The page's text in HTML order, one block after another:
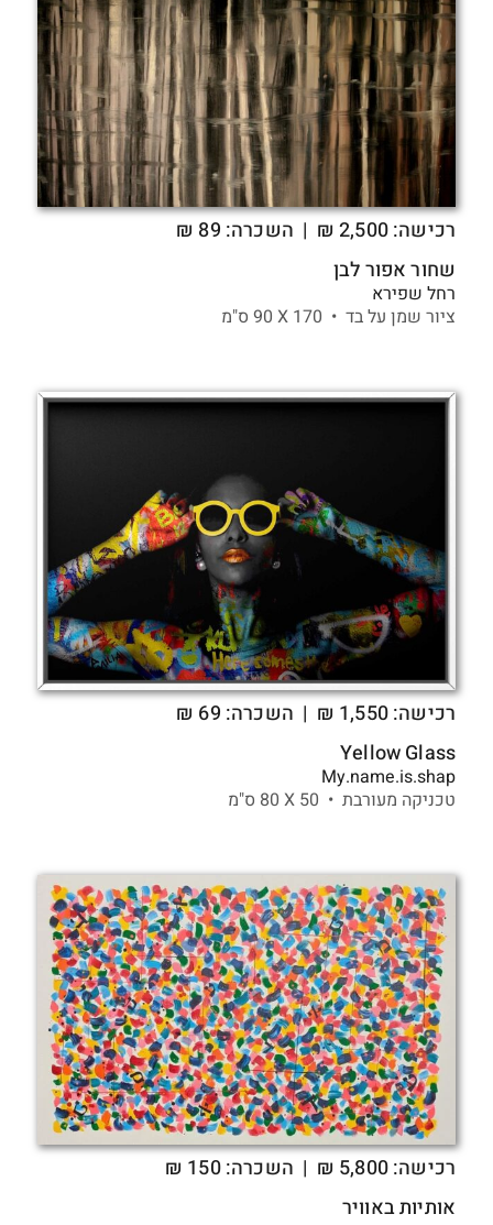
רכישה: ₪ 2,500
| השכרה: 89 ₪
שחור אפור לבן
רחל שפירא
ציור שמן על בד • 170 X
רכישה: ₪ 1,550
| השכרה: 69 ₪
Yellow Glass
My.name.is.shap
טכניקה מעורבת • 50 X
רכישה: ₪ 5,800
| השכרה: 150 ₪
אותיות באוויר